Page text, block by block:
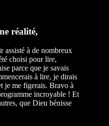
réalité,
assisté à de nombreux
choisi pour lire,
parce que je savais
à lire, je dirais
je me figerais. Bravo à
incroyable ! Et
que Dieu bénisse